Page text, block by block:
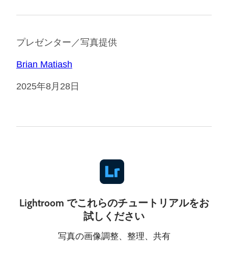
プレゼンター／写真提供
Brian Matiash
2025年8月28日
Lightroom でこれらのチュートリアルをお
試しください
写真の画像調整、整理、共有